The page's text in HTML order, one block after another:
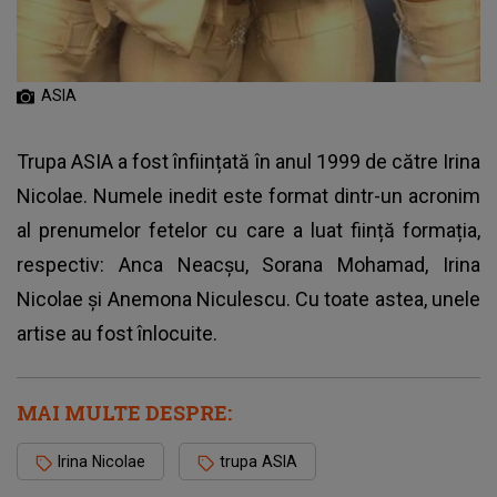
ASIA
Trupa ASIA a fost înființată în anul 1999 de către Irina
Nicolae. Numele inedit este format dintr-un acronim
al prenumelor fetelor cu care a luat ființă formația,
respectiv: Anca Neacșu, Sorana Mohamad, Irina
Nicolae și Anemona Niculescu. Cu toate astea, unele
artise au fost înlocuite.
MAI MULTE DESPRE:
Irina Nicolae trupa ASIA